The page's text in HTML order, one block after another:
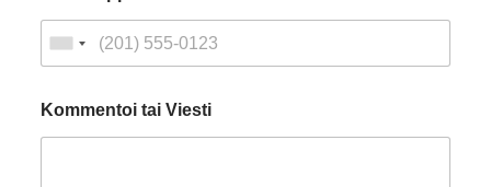
Kommentoi tai Viesti